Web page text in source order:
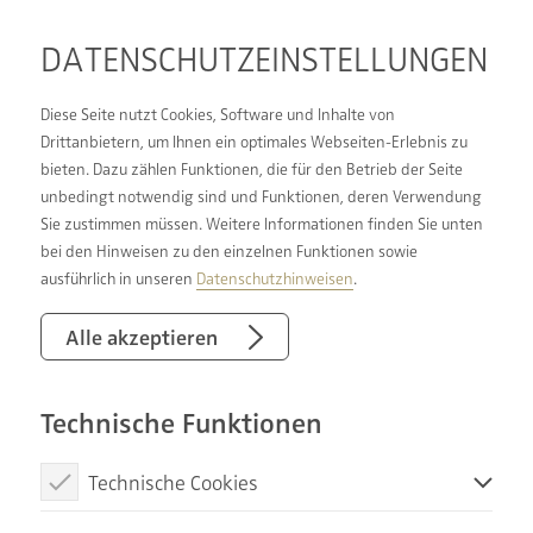
DATENSCHUTZ­EINSTELLUNGEN
Diese Seite nutzt Cookies, Software und Inhalte von
Drittanbietern, um Ihnen ein optimales Webseiten-Erlebnis zu
bieten. Dazu zählen Funktionen, die für den Betrieb der Seite
unbedingt notwendig sind und Funktionen, deren Verwendung
Sie zustimmen müssen. Weitere Informationen finden Sie unten
bei den Hinweisen zu den einzelnen Funktionen sowie
ausführlich in unseren Datenschutzhinweisen.
Alle akzeptieren
Technische Funktionen
Technische Cookies
GEMEINSAM STARK
Wir sind ein Unternehmen in einem starken
zahlreichen Vorteilen für Angestellte. Wir bieten
unseren Kunden ein echtes Rundum-sorglos-
Qualität. Unser Anspruch ist unsere Kunden zu
verstehen – aus persönlichen Wünschen und
individuellen Bedürfnissen Träume wahr werden